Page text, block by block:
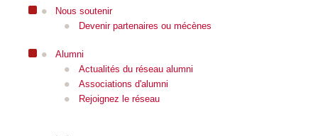
Nous soutenir
Devenir partenaires ou mécènes
Alumni
Actualités du réseau alumni
Associations d'alumni
Rejoignez le réseau